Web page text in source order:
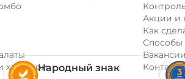
Выбери основное наполнение (рис
уникальное блюдо специально для
предложения и скидки!
чтобы найти свой любимый вок от
с заветной китайской лапшой
хачапури
Акции и
Как
Способы
Контакты
Народный знак